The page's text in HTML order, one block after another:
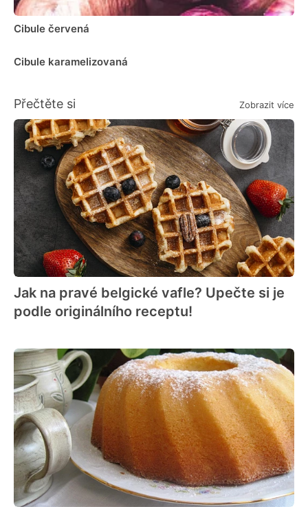
Cibule červená
Cibule karamelizovaná
Přečtěte si Zobrazit více
Jak na pravé belgické vafle? Upečte si je
podle originálního receptu!